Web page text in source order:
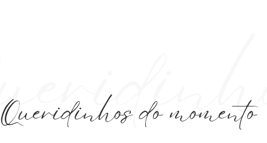
Queridinhos do momento